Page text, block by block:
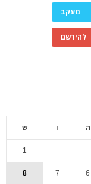
מעקב
להירשם
ה ו ש
1
6
7
8